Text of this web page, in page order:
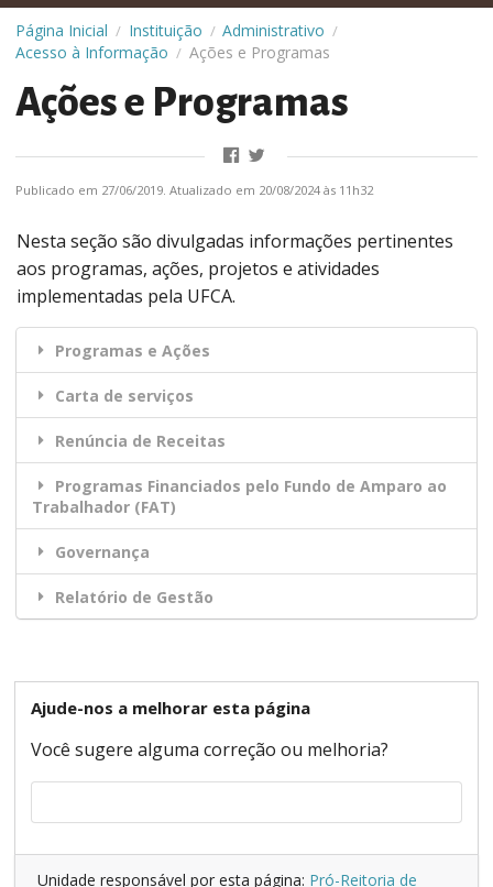
Página Inicial / Instituição / Administrativo /
Acesso à Informação / Ações e Programas
Ações e Programas
Publicado em 27/06/2019. Atualizado em 20/08/2024 às 11h32
Nesta seção são divulgadas informações pertinentes
aos programas, ações, projetos e atividades
implementadas pela UFCA.
Programas e Ações
Carta de serviços
Renúncia de Receitas
Programas Financiados pelo Fundo de Amparo ao
Trabalhador (FAT)
Governança
Relatório de Gestão
Ajude-nos a melhorar esta página
Você sugere alguma correção ou melhoria?
Unidade responsável por esta página: Pró-Reitoria de